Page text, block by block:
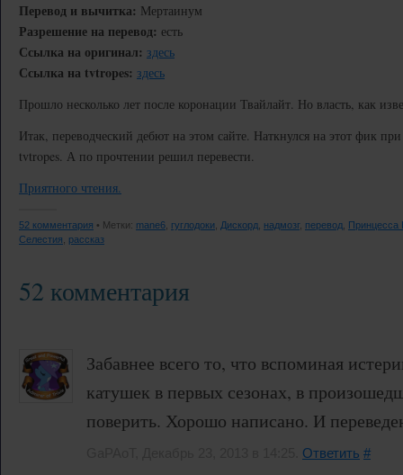
Перевод и вычитка: Мертаинум
Разрешение на перевод: есть
Ссылка на оригинал: здесь
Ссылка на tvtropes: здесь
Прошло несколько лет после коронации Твайлайт. Но власть, как
Итак, переводческий дебют на этом сайте. Наткнулся на этот фик
tvtropes. А по прочтении решил перевести.
Приятного чтения.
52 комментария • Метки: mane6 гуглодоки Дискорд надмозг, перевод Принцесса
Селестия
рассказ
52 комментария
Забавнее всего то, что вспоминая
катушек в первых сезонах, в
поверить. Хорошо написано. И
Ответить #